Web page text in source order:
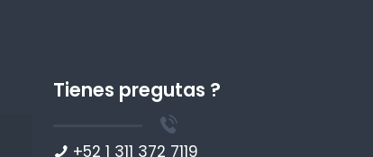
Tienes pregutas ?
+52 1 311 372 7119